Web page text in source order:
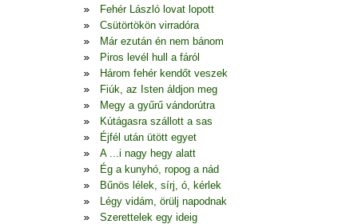
Fehér László lovat lopott
Csütörtökön virradóra
Már ezután én nem bánom
Piros levél hull a fáról
Három fehér kendőt veszek
Fiúk, az Isten áldjon meg
Megy a gyűrű vándorútra
Kútágasra szállott a sas
Éjfél után ütött egyet
A ...i nagy hegy alatt
Ég a kunyhó, ropog a nád
Bűnös lélek, sírj, ó, kérlek
Légy vidám, örülj napodnak
Szerettelek egy ideig